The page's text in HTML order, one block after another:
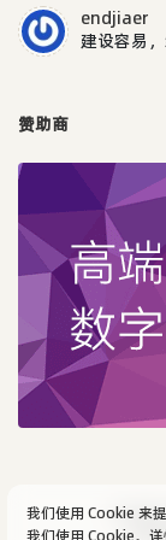
endjiaer
建设容易
赞助商
©
我们使用 Cookie 来
我们使用 Cookie。